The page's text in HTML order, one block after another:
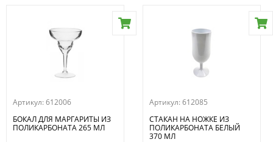
Артикул: 612006
БОКАЛ ДЛЯ МАРГАРИТЫ ИЗ
ПОЛИКАРБОНАТА 265 МЛ
Артикул: 612085
СТАКАН НА НОЖКЕ ИЗ
ПОЛИКАРБОНАТА БЕЛЫЙ
370 МЛ